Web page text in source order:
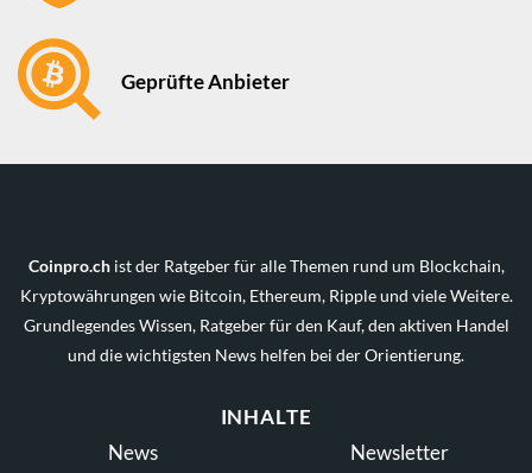
Geprüfte Anbieter
Coinpro.chist der Ratgeber für alle Themen rund um Blockchain,
Kryptowährungen wie Bitcoin, Ethereum, Ripple und viele Weitere.
Grundlegendes Wissen, Ratgeber für den Kauf, den aktiven Handel
und die wichtigsten News helfen bei der Orientierung.
INHALTE
News
Newsletter